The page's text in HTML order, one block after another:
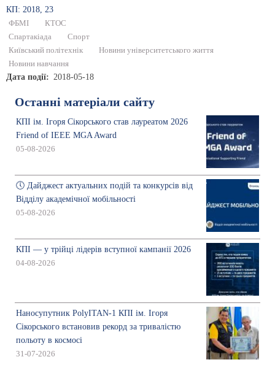
КП: 2018, 23
ФБМІ
КТОС
Спартакіада
Спорт
Київський політехнік
Новини університетського життя
Новини навчання
Дата події 2018-05-18
Останні матеріали сайту
КПІ ім. Ігоря Сікорського став лауреатом 2026
Friend of IEEE MGA Award
05-08-2026
🕔 Дайджест актуальних подій та конкурсів від
Відділу академічної мобільності
05-08-2026
КПІ — у трійці лідерів вступної кампанії 2026
04-08-2026
Наносупутник PolyITAN-1 КПІ ім. Ігоря
Сікорського встановив рекорд за тривалістю
польоту в космосі
31-07-2026